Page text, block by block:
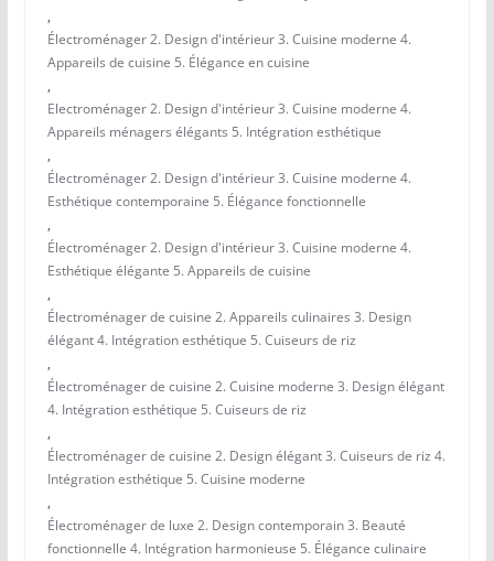
,
Électroménager 2. Design d'intérieur 3. Cuisine moderne 4.
Appareils de cuisine 5. Élégance en cuisine
,
Electroménager 2. Design d'intérieur 3. Cuisine moderne 4.
Appareils ménagers élégants 5. Intégration esthétique
,
Électroménager 2. Design d'intérieur 3. Cuisine moderne 4.
Esthétique contemporaine 5. Élégance fonctionnelle
,
Électroménager 2. Design d'intérieur 3. Cuisine moderne 4.
Esthétique élégante 5. Appareils de cuisine
,
Électroménager de cuisine 2. Appareils culinaires 3. Design
élégant 4. Intégration esthétique 5. Cuiseurs de riz
,
Électroménager de cuisine 2. Cuisine moderne 3. Design élégant
4. Intégration esthétique 5. Cuiseurs de riz
,
Électroménager de cuisine 2. Design élégant 3. Cuiseurs de riz 4.
Intégration esthétique 5. Cuisine moderne
,
Électroménager de luxe 2. Design contemporain 3. Beauté
fonctionnelle 4. Intégration harmonieuse 5. Élégance culinaire